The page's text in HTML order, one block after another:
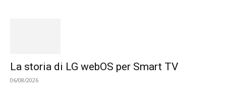
La storia di LG webOS per Smart TV
06/08/2026